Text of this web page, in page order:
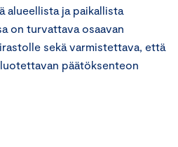
alueellista ja paikallista
on turvattava osaavan
sekä varmistettava, että
päätöksenteon